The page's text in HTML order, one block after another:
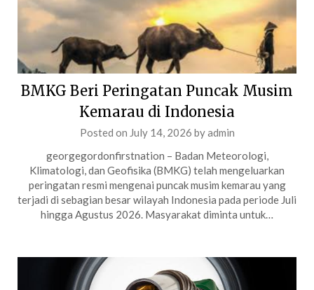
BMKG Beri Peringatan Puncak Musim
Kemarau di Indonesia
Posted on July 14, 2026 byadmin
georgegordonfirstnation – Badan Meteorologi,
Klimatologi, dan Geofisika (BMKG) telah mengeluarkan
peringatan resmi mengenai puncak musim kemarau yang
terjadi di sebagian besar wilayah Indonesia pada periode Juli
hingga Agustus 2026. Masyarakat diminta untuk…